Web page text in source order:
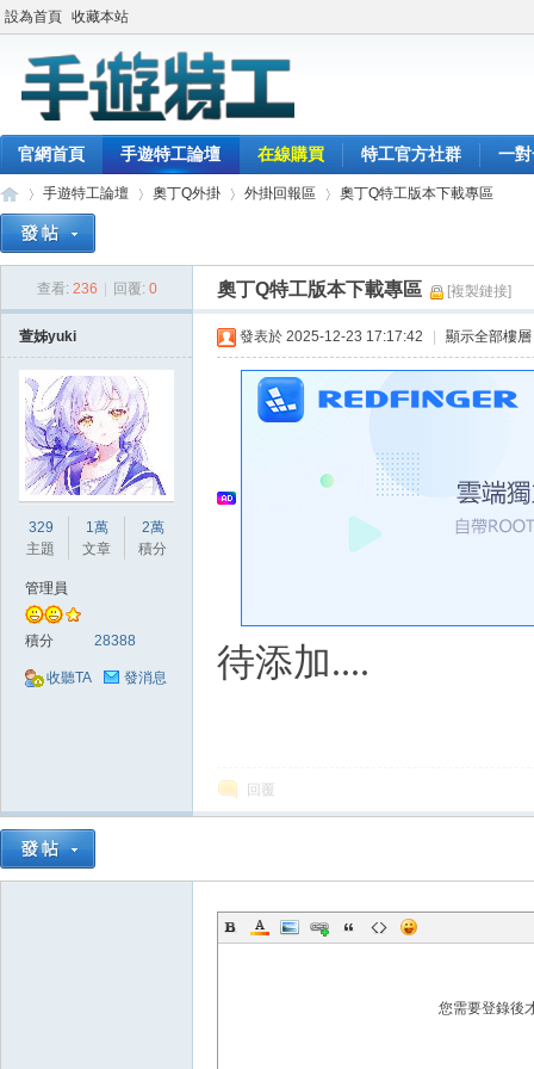
設為首頁 收藏本站
官網首頁 手遊特工論壇 在線購買 特工官方社群 一
手遊特工論壇
›
奧丁Q外掛
›
外掛回報區
›
奧丁Q特工版本下載專區
查看: 236 回覆: 0 奧丁Q特工版本下載專區 [複製鏈接]
萱姊yuki
329
主題
1萬
文章
2萬
積分
管理員
積分 28388
收聽TA 發消息
發表於 2025-12-23 17:17:42 顯示全部樓層
待添加....
回覆
您需要登錄後